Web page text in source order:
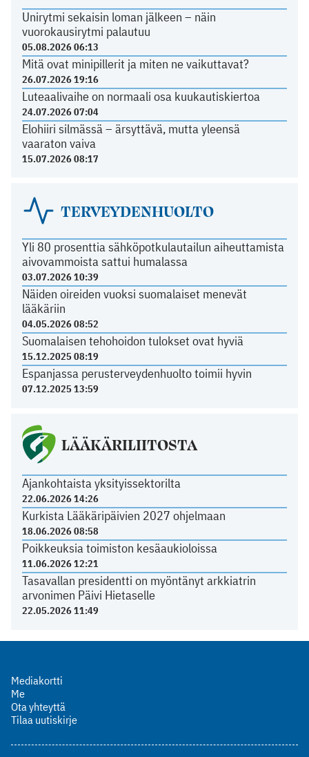
Unirytmi sekaisin loman jälkeen – näin
vuorokausirytmi palautuu
05.08.2026 06:13
Mitä ovat minipillerit ja miten ne vaikuttavat?
26.07.2026 19:16
Luteaalivaihe on normaali osa kuukautiskiertoa
24.07.2026 07:04
Elohiiri silmässä – ärsyttävä, mutta yleensä
vaaraton vaiva
15.07.2026 08:17
TERVEYDENHUOLTO
Yli 80 prosenttia sähköpotkulautailun aiheuttamista
aivovammoista sattui humalassa
03.07.2026 10:39
Näiden oireiden vuoksi suomalaiset menevät
lääkäriin
04.05.2026 08:52
Suomalaisen tehohoidon tulokset ovat hyviä
15.12.2025 08:19
Espanjassa perusterveydenhuolto toimii hyvin
07.12.2025 13:59
LÄÄKÄRILIITOSTA
Ajankohtaista yksityissektorilta
22.06.2026 14:26
Kurkista Lääkäripäivien 2027 ohjelmaan
18.06.2026 08:58
Poikkeuksia toimiston kesäaukioloissa
11.06.2026 12:21
Tasavallan presidentti on myöntänyt arkkiatrin
arvonimen Päivi Hietaselle
22.05.2026 11:49
Mediakortti
Me
Ota yhteyttä
Tilaa uutiskirje